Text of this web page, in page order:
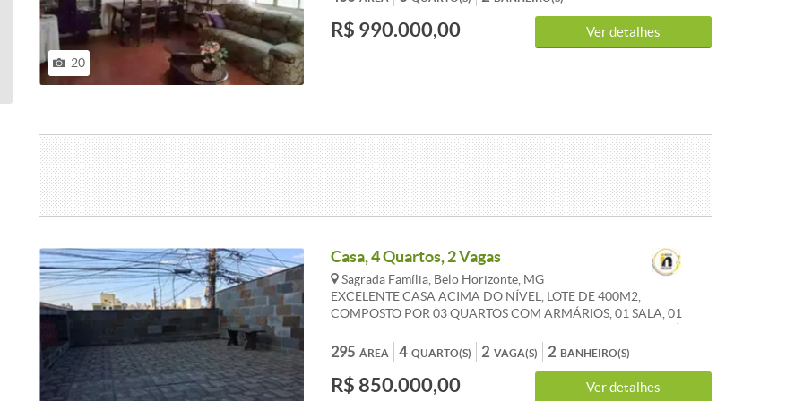
20
cerâmica;-01 banheiro social;- Área de serviço;-02 edículas (
Barracões ) ao fundo;-Área livre;-Canteiro;-Garagem para um carro;
Valores sujeitos à alteração sem aviso prévio.
R$ 990.000,00 Ver detalhes
Casa, 4 Quartos, 2 Vagas
Sagrada Família, Belo Horizonte, MG
EXCELENTE CASA ACIMA DO NÍVEL, LOTE DE 400M2,
COMPOSTO POR 03 QUARTOS COM ARMÁRIOS, 01 SALA, 01
ÁREA DE SERVIÇO, MAIS DOIS BARRACÕES SENDO 01 DE 01
QUARTO, OUTRO 02 QUARTOS, 01 ESCRITÓRIO, 02 VAGAS DE
GARAGEM.
ÁREA
295 QUARTO(S)
4 VAGA(S)
2 BANHEIRO(S)
2
R$ 850.000,00 Ver detalhes